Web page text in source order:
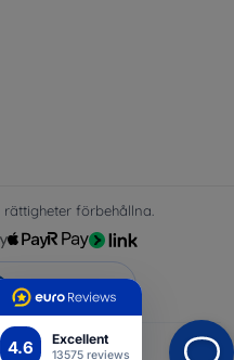
4.6 Excellent
13575 reviews
rättigheter förbehållna.
Top4Mobile.se